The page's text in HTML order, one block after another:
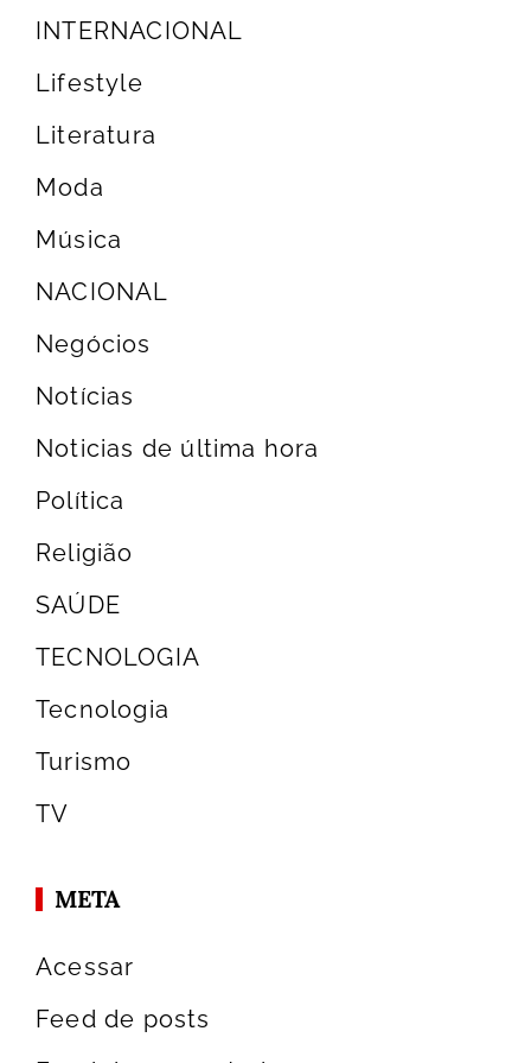
INTERNACIONAL
Lifestyle
Literatura
Moda
Música
NACIONAL
Negócios
Notícias
Noticias de última hora
Política
Religião
SAÚDE
TECNOLOGIA
Tecnologia
Turismo
TV
META
Acessar
Feed de posts